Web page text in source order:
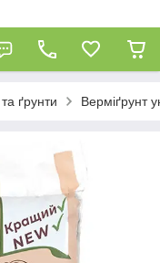
ґрунти Верміґрунт